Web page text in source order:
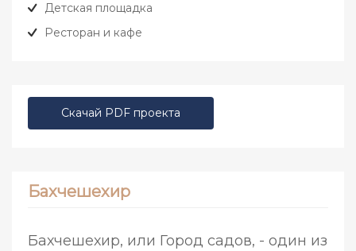
Детская площадка
Ресторан и кафе
Скачай PDF проекта
Бахчешехир
Бахчешехир, или Город садов, - один из